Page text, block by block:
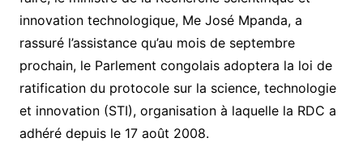
innovation technologique, Me José Mpanda, a
rassuré l’assistance qu’au mois de septembre
prochain, le Parlement congolais adoptera la loi de
ratification du protocole sur la science, technologie
et innovation (STI), organisation à laquelle la RDC a
adhéré depuis le 17 août 2008.